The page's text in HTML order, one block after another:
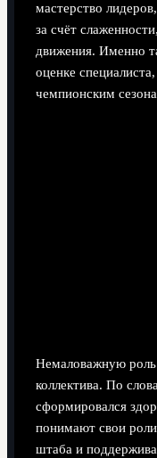
мастерство
за счёт
движения. Именно
оценке
чемпионским
Немаловажную роль
коллектива. По
сформировался
понимают свои
штаба и